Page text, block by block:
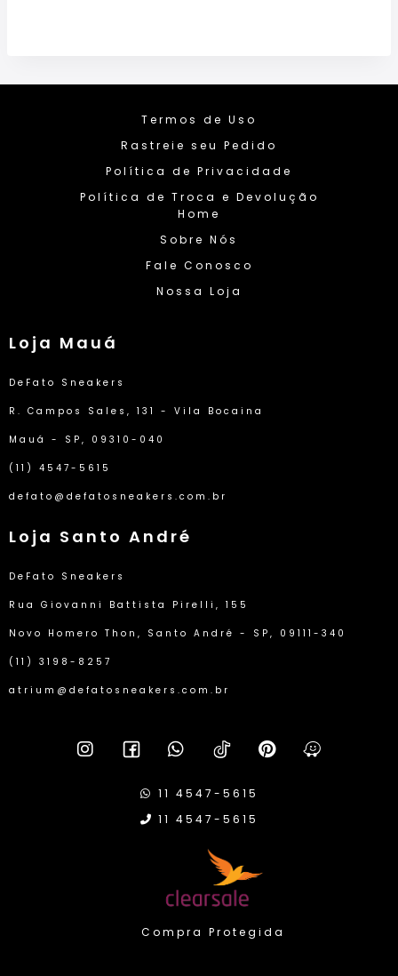
Termos de Uso
Rastreie seu Pedido
Política de Privacidade
Política de Troca e Devolução
Home
Sobre Nós
Fale Conosco
Nossa Loja
Loja Mauá
DeFato Sneakers
R. Campos Sales, 131 - Vila Bocaina
Mauá - SP, 09310-040
(11) 4547-5615
defato@defatosneakers.com.br
Loja Santo André
DeFato Sneakers
Rua Giovanni Battista Pirelli, 155
Novo Homero Thon, Santo André - SP, 09111-340
(11) 3198-8257
atrium@defatosneakers.com.br
11 4547-5615
11 4547-5615
Compra Protegida